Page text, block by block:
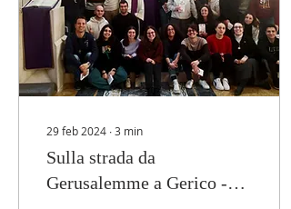
29 feb 2024 ∙3 min
Sulla strada da
Gerusalemme a Gerico -